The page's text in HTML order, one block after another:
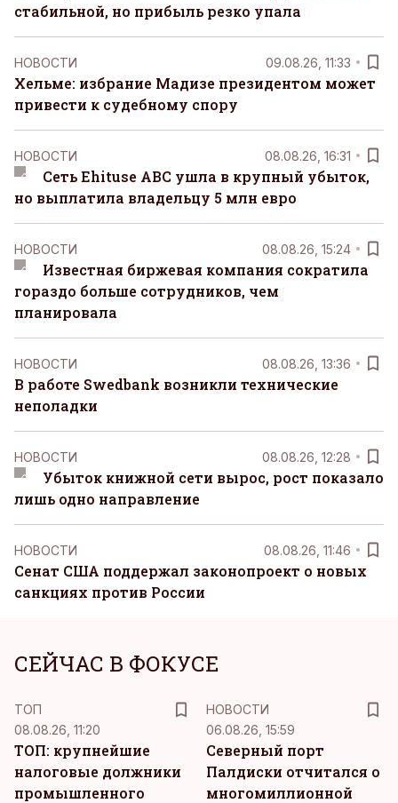
стабильной, но прибыль резко упала
НОВОСТИ 09.08.26, 11:33
Хельме: избрание Мадизе президентом может
привести к судебному спору
НОВОСТИ 08.08.26, 16:31
Сеть Ehituse ABC ушла в крупный убыток,
но выплатила владельцу 5 млн евро
НОВОСТИ 08.08.26, 15:24
Известная биржевая компания сократила
гораздо больше сотрудников, чем
планировала
НОВОСТИ 08.08.26, 13:36
В работе Swedbank возникли технические
неполадки
НОВОСТИ 08.08.26, 12:28
Убыток книжной сети вырос, рост показало
лишь одно направление
НОВОСТИ 08.08.26, 11:46
Сенат США поддержал законопроект о новых
санкциях против России
СЕЙЧАС В ФОКУСЕ
ТОП
08.08.26, 11:20
ТОП: крупнейшие
налоговые должники
промышленного
НОВОСТИ
06.08.26, 15:59
Северный порт
Палдиски отчитался о
многомиллионной